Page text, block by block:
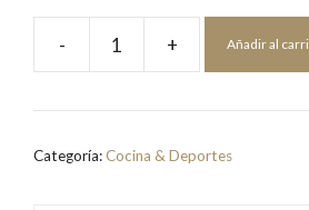
-
Una
de
Historia
+ Añadir al
Categoría:Cocina & Deportes